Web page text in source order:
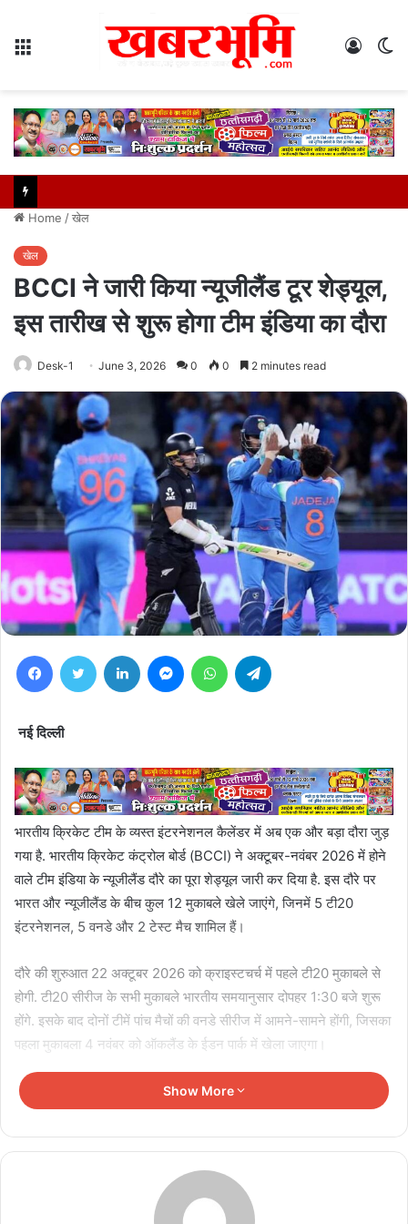
Log
Home /खेल
खेल
BCCI ने जारी किया न्यूजीलैंड टूर शेड्यूल,
इस तारीख से शुरू होगा टीम इंडिया का दौरा
Desk-1 June 3, 2026 0 0 2 minutes read
FacebookTwitter LinkedIn MessengerWhatsApp
नई दिल्ली
भारतीय क्रिकेट टीम के व्यस्त इंटरनेशनल कैलेंडर में अब एक और बड़ा दौरा जुड़
गया है. भारतीय क्रिकेट कंट्रोल बोर्ड (BCCI) ने अक्टूबर-नवंबर 2026 में होने
वाले टीम इंडिया के न्यूजीलैंड दौरे का पूरा शेड्यूल जारी कर दिया है. इस दौरे पर
भारत और न्यूजीलैंड के बीच कुल 12 मुकाबले खेले जाएंगे, जिनमें 5 टी20
इंटरनेशनल, 5 वनडे और 2 टेस्ट मैच शामिल हैं।
दौरे की शुरुआत 22 अक्टूबर 2026 को क्राइस्टचर्च में पहले टी20 मुकाबले से
होगी. टी20 सीरीज के सभी मुकाबले भारतीय समयानुसार दोपहर 1:30 बजे शुरू
होंगे. इसके बाद दोनों टीमें पांच मैचों की वनडे सीरीज में आमने-सामने होंगी, जिसका
पहला मुकाबला 4 नवंबर को ऑकलैंड के ईडन पार्क में खेला जाएगा।
Related Articles
ने संभाला मोर्चा
August 6, 2026
Show More